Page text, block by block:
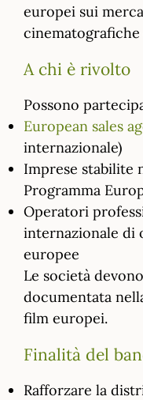
europei sui
cinematografiche
A chi è rivolto
Possono
European sales
internazionale)
Imprese stabilite
Programma
Operatori
internazionale di
europee
Le società
documentata
film europei.
Finalità del
Rafforzare la